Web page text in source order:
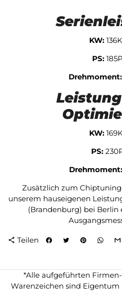
KW:
PS:
Drehmoment:
KW:
PS:
Drehmoment:
Zusätzlich zum
unserem hauseigenen
(Brandenburg) bei Berlin
share Teilen
*Alle aufgeführten
Warenzeichen sind